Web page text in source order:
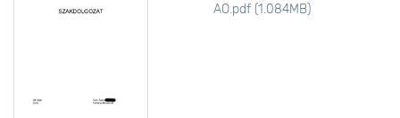
AO.pdf (1.084MB)